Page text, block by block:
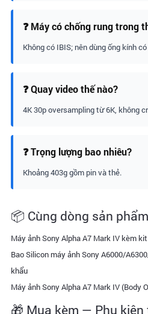
❓ Máy có chống rung trong
Không có IBIS; nên dùng ống kính
❓ Quay video thế nào?
4K 30p oversampling từ 6K, không
❓ Trọng lượng bao nhiêu?
Khoảng 403g gồm pin và thẻ.
📦 Cùng dòng sản phẩm
Máy ảnh Sony Alpha A7 Mark IV kèm
Bao Silicon máy ảnh Sony A6000/
khẩu
Máy ảnh Sony Alpha A7 Mark IV (Body
🎁 Mua kèm — Phụ kiện